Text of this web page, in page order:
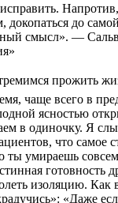
докопаться до
смысл». —
прожить
чаще всего в
ясностью
в одиночку. Я
что самое
ты умираешь
готовность
изоляцию. Как
«Даже